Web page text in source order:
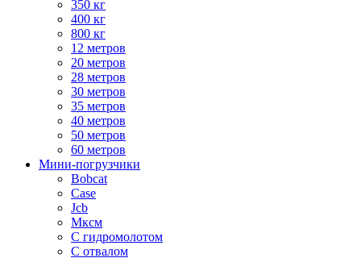
350 кг
400 кг
800 кг
12 метров
20 метров
28 метров
30 метров
35 метров
40 метров
50 метров
60 метров
Мини-погрузчики
Bobcat
Case
Jcb
Мксм
С гидромолотом
С отвалом